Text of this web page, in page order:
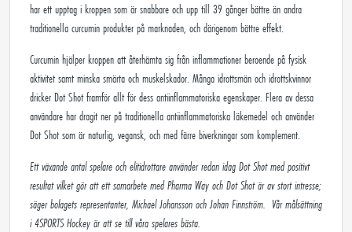
har ett upptag i kroppen som är snabbare och upp till 39 gånger bättre än andra
traditionella curcumin produkter på marknaden, och därigenom bättre effekt.
Curcumin hjälper kroppen att återhämta sig från inflammationer beroende på fysisk
aktivitet samt minska smärta och muskelskador. Många idrottsmän och idrottskvinnor
dricker Dot Shot framför allt för dess antiinflammatoriska egenskaper. Flera av dessa
användare har dragit ner på traditionella antiinflammatoriska läkemedel och använder
Dot Shot som är naturlig, vegansk, och med färre biverkningar som komplement.
Ett växande antal spelare och elitidrottare använder redan idag Dot Shot med positivt
resultat vilket gör att ett samarbete med Pharma Way och Dot Shot är av stort intresse;
säger bolagets representanter, Michael Johansson och Johan Finnström. Vår målsättning
i4SPORTS Hockeyär att se till våra spelares bästa.